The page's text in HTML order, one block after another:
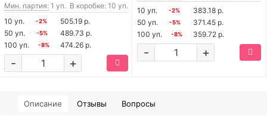
Мин. партия: 1 уп. В коробке: 10 уп.
10 уп.
-2%
505.19 р.
50 уп.
-5%
489.73 р.
100 уп.
-8% 474.26 р.
+
-
10 уп.
-2%
383.18 р.
50 уп.
-5%
371.45 р.
100 уп.
-8% 359.72 р.
+
-
Описание Отзывы Вопросы